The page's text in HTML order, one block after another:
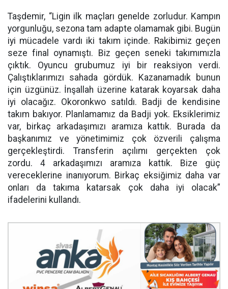
Taşdemir, “Ligin ilk maçları genelde zorludur. Kampın
yorgunluğu, sezona tam adapte olamamak gibi. Bugün
iyi mücadele vardı iki takım içinde. Rakibimiz geçen
seze final oynamıştı. Biz geçen seneki takımımızla
çıktık. Oyuncu grubumuz iyi bir reaksiyon verdi.
Çalıştıklarımızı sahada gördük. Kazanamadık bunun
için üzgünüz. İnşallah üzerine katarak koyarsak daha
iyi olacağız. Okoronkwo satıldı. Badji de kendisine
takım bakıyor. Planlamamız da Badji yok. Eksiklerimiz
var, birkaç arkadaşımızı aramıza kattık. Burada da
başkanımız ve yönetimimiz çok özverili çalışma
gerçekleştirdi. Transferin açılımı gerçekten çok
zordu. 4 arkadaşımızı aramıza kattık. Bize güç
vereceklerine inanıyorum. Birkaç eksiğimiz daha var
onları da takıma katarsak çok daha iyi olacak”
ifadelerini kullandı.